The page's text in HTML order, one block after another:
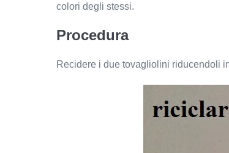
colori degli stessi.
Procedura
Recidere i due tovagliolini riducendoli